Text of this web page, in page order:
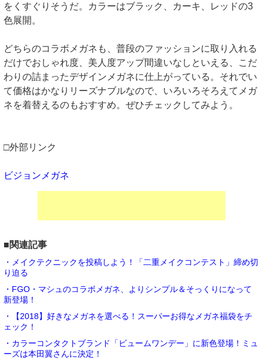
をくすぐりそうだ。カラーはブラック、カーキ、レッドの3
色展開。
どちらのコラボメガネも、普段のファッションに取り入れる
だけでおしゃれ度、美人度アップ間違いなしといえる、こだ
わりの詰まったデザインメガネに仕上がっている。それでい
て価格はかなりリーズナブルなので、いろいろそろえてメガ
ネを着替えるのもおすすめ。ぜひチェックしてみよう。
□外部リンク
ビジョンメガネ
■関連記事
・メイクテクニックを投稿しよう！「二重メイクコンテスト」締め切
り迫る
・FGO・マシュのコラボメガネ、よりシンプル＆そっくりになって
新登場！
・【2018】好きなメガネを選べる！スーパーお得なメガネ福袋をチ
ェック！
・カラーコンタクトブランド「ビュームワンデー」に新色登場！ミュ
ーズは本田翼さんに決定！